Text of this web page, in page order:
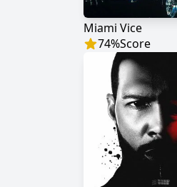
Miami Vice
74%Score